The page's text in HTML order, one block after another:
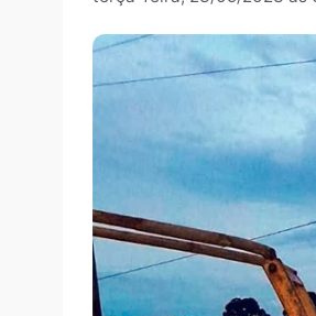
Por
terça-feira, 23/05/